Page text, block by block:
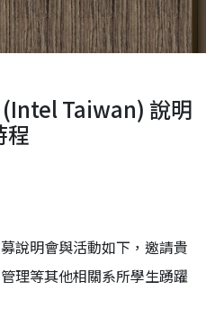
Taiwan) 說明
程
說明會與活動如下，邀請貴
理等其他相關系所學生踴躍